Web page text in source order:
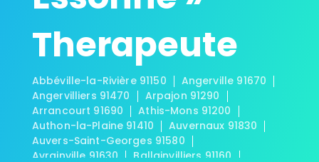
Therapeute
Abbéville-la-Rivière 91150
Angerville 91670
Angervilliers 91470
Arpajon 91290
Arrancourt 91690
Athis-Mons 91200
Authon-la-Plaine 91410
Auvernaux 91830
Auvers-Saint-Georges 91580
Avrainville 91630
Ballainvilliers 91160